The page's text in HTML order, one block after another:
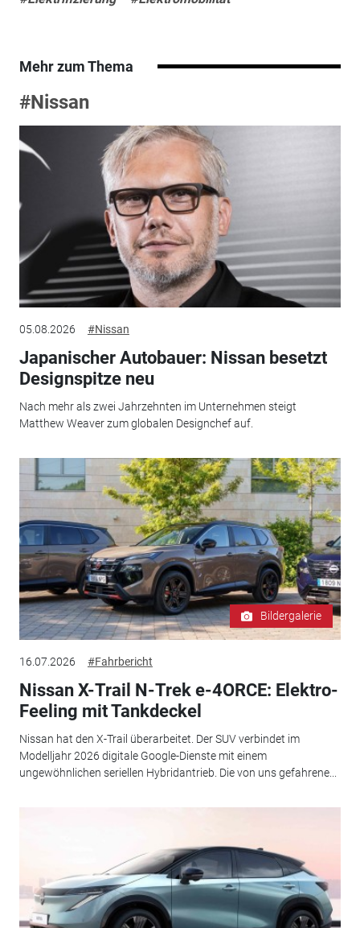
Mehr zum Thema
#Nissan
05.08.2026 #Nissan
Japanischer Autobauer: Nissan besetzt
Designspitze neu
Nach mehr als zwei Jahrzehnten im Unternehmen steigt
Matthew Weaver zum globalen Designchef auf.
Bildergalerie
16.07.2026 #Fahrbericht
Nissan X-Trail N-Trek e-4ORCE: Elektro-
Feeling mit Tankdeckel
Nissan hat den X-Trail überarbeitet. Der SUV verbindet im
Modelljahr 2026 digitale Google-Dienste mit einem
ungewöhnlichen seriellen Hybridantrieb. Die von uns gefahrene...